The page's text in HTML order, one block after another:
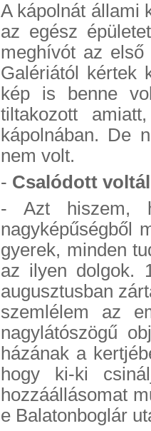
A kápolnát állami
az egész
meghívót az
Galériától kértek
kép is benne
tiltakozott
kápolnában. De
nem volt.
- Csalódott
- Azt hiszem,
nagyképűségből
gyerek, minden
az ilyen dolgok.
augusztusban
szemlélem az
nagylátószögű
házának a
hogy ki-ki
hozzáállásomat
e Balatonboglár